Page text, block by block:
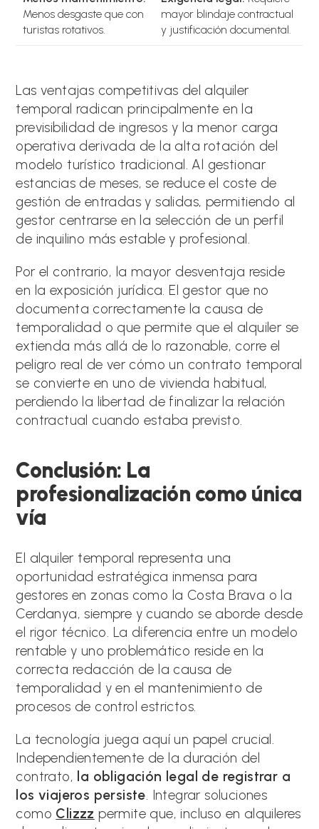
Menos desgaste que con
turistas rotativos.
mayor blindaje contractual
y justificación documental.
Las ventajas competitivas del alquiler
temporal radican principalmente en la
previsibilidad de ingresos y la menor carga
operativa derivada de la alta rotación del
modelo turístico tradicional. Al gestionar
estancias de meses, se reduce el coste de
gestión de entradas y salidas, permitiendo al
gestor centrarse en la selección de un perfil
de inquilino más estable y profesional.
Por el contrario, la mayor desventaja reside
en la exposición jurídica. El gestor que no
documenta correctamente la causa de
temporalidad o que permite que el alquiler se
extienda más allá de lo razonable, corre el
peligro real de ver cómo un contrato temporal
se convierte en uno de vivienda habitual,
perdiendo la libertad de finalizar la relación
contractual cuando estaba previsto.
Conclusión: La
profesionalización como única
vía
El alquiler temporal representa una
oportunidad estratégica inmensa para
gestores en zonas como la Costa Brava o la
Cerdanya, siempre y cuando se aborde desde
el rigor técnico. La diferencia entre un modelo
rentable y uno problemático reside en la
correcta redacción de la causa de
temporalidad y en el mantenimiento de
procesos de control estrictos.
La tecnología juega aquí un papel crucial.
Independientemente de la duración del
contrato, la obligación legal de registrar a
los viajeros persiste. Integrar soluciones
como Clizzz permite que, incluso en alquileres